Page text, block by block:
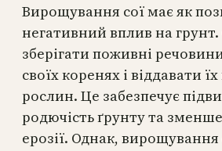
Вирощування сої має як
негативний вплив на
зберігати поживні
своїх коренях і віддавати
рослин. Це забезпечує
родючість ґрунту та
ерозії. Однак, вирощування